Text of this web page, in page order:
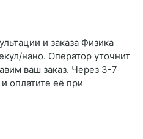
и заказа Физика
нано. Оператор уточнит
ваш заказ. Через 3-7
оплатите её при